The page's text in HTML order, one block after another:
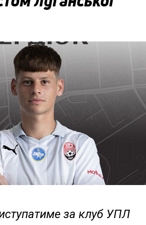
за клуб УПЛ